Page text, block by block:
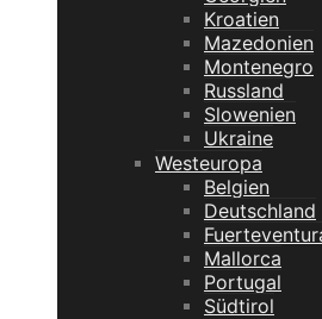
Kroatien
Mazedonien
Montenegro
Russland
Slowenien
Ukraine
Westeuropa
Belgien
Deutschland
Mallorca
Portugal
Südtirol